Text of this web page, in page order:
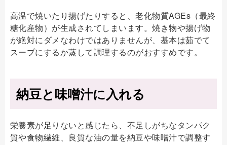
高温で焼いたり揚げたりすると、老化物質AGEs（最終
糖化産物）が生成されてしまいます。焼き物や揚げ物
が絶対にダメなわけではありませんが、基本は茹でて
スープにするか蒸して調理するのがおすすめです。
納豆と味噌汁に入れる
栄養素が足りないと感じたら、不足しがちなタンパク
質や食物繊維、良質な油の量を納豆や味噌汁で調整す